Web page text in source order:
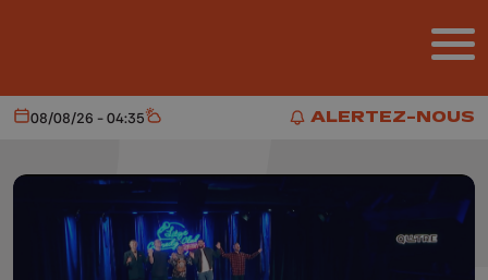
ALERTEZ-NOUS
ALERTEZ-NOUS
Aujourd'hui
08/08/26 - 04:35 Météo